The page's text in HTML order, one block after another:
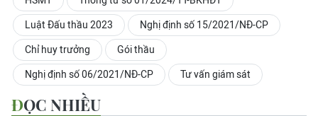
Luật Đấu thầu 2023 Nghị định số 15/2021/NĐ-CP
Chỉ huy trưởng Gói thầu
Nghị định số 06/2021/NĐ-CP Tư vấn giám sát
ĐỌC NHIỀU